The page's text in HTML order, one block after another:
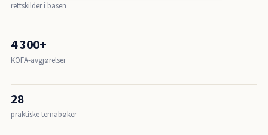
rettskilder i basen
4 300+
KOFA-avgjørelser
28
praktiske temabøker